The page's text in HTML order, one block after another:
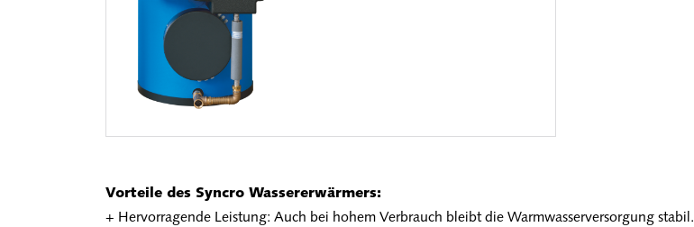
Vorteile des Syncro Wassererwärmers:
+ Hervorragende Leistung: Auch bei hohem Verbrauch bleibt die Warmwasserversorgung stabil.